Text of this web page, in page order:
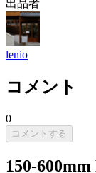
出品者
lenio
コメント
0
コメントする
150-